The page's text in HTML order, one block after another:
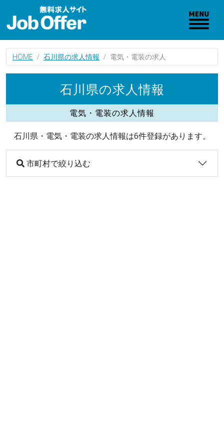
HOME 石川県の求人情報 電気・電装の求人
石川県の求人情報
電気・電装の求人情報
石川県・電気・電装の求人情報は6件登録があります。
市町村で絞り込む